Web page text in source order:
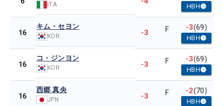
ITA HBH
16
キム・セヨン
KOR -3 F -3(69)
HBH
16
コ・ジンヨン
KOR -3 F -3(69)
HBH
16
西郷 真央
JPN -3 F -2(70)
HBH